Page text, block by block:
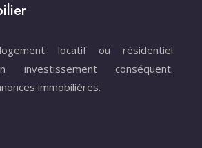
locatif ou résidentiel
investissement conséquent.
immobilières.